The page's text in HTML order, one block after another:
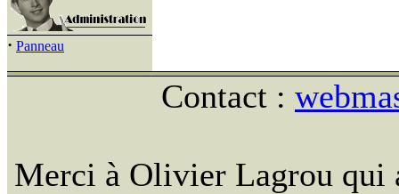
· Panneau
Contact :
Merci à Olivier Lagrou qui